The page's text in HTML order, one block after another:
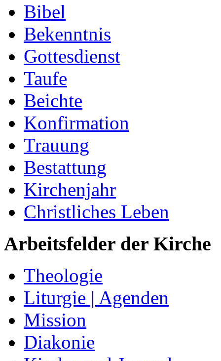
Bibel
Bekenntnis
Gottesdienst
Taufe
Beichte
Konfirmation
Trauung
Bestattung
Kirchenjahr
Christliches Leben
Arbeitsfelder der Kirche
Theologie
Liturgie | Agenden
Mission
Diakonie